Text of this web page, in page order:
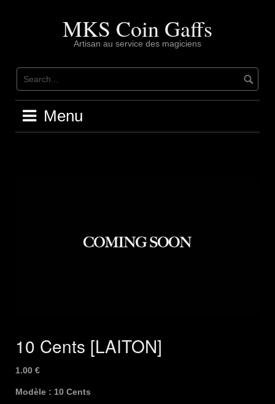
MKS Coin Gaffs
Artisan au service des magiciens
Menu
10 Cents [LAITON]
1.00 €
Modèle : 10 Cents